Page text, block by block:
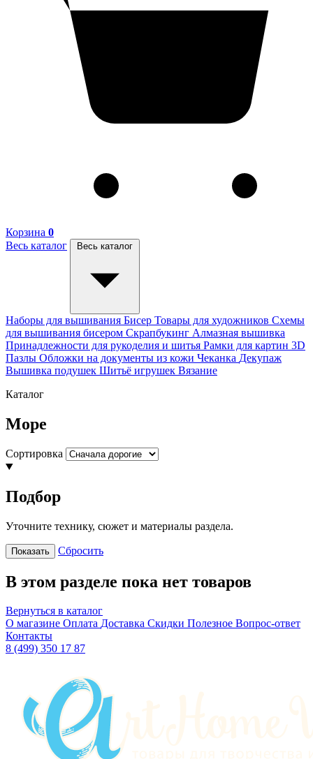
Корзина 0
Весь каталог
Весь каталог
Наборы для вышивания Бисер Товары для художников Схемы
для вышивания бисером Скрапбукинг Алмазная вышивка
Принадлежности для рукоделия и шитья Рамки для картин 3D
Пазлы Обложки на документы из кожи Чеканка Декупаж
Вышивка подушек Шитьё игрушек Вязание
Каталог
Море
Сортировка
Подбор
Уточните технику, сюжет и материалы раздела.
Показать Сбросить
В этом разделе пока нет товаров
Вернуться в каталог
О магазине Оплата Доставка Скидки Полезное Вопрос-ответ
Контакты
8 (499) 350 17 87